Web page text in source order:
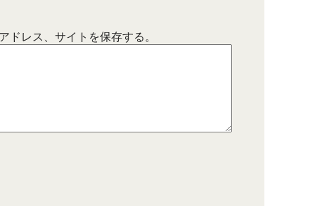
レス、サイトを保存する。